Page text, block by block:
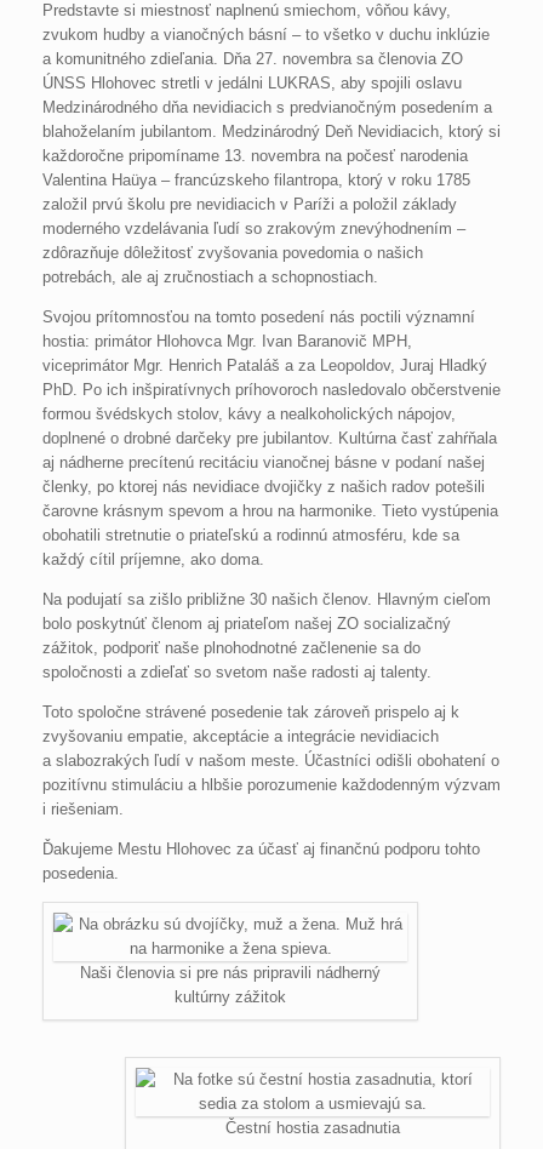
Predstavte si miestnosť naplnenú smiechom, vôňou kávy,
zvukom hudby a vianočných básní – to všetko v duchu inklúzie
a komunitného zdieľania. Dňa 27. novembra sa členovia ZO
ÚNSS Hlohovec stretli v jedálni LUKRAS, aby spojili oslavu
Medzinárodného dňa nevidiacich s predvianočným posedením a
blahoželaním jubilantom. Medzinárodný Deň Nevidiacich, ktorý si
každoročne pripomíname 13. novembra na počesť narodenia
Valentina Haüya – francúzskeho filantropa, ktorý v roku 1785
založil prvú školu pre nevidiacich v Paríži a položil základy
moderného vzdelávania ľudí so zrakovým znevýhodnením –
zdôrazňuje dôležitosť zvyšovania povedomia o našich
potrebách, ale aj zručnostiach a schopnostiach.
Svojou prítomnosťou na tomto posedení nás poctili významní
hostia: primátor Hlohovca Mgr. Ivan Baranovič MPH,
viceprimátor Mgr. Henrich Pataláš a za Leopoldov, Juraj Hladký
PhD. Po ich inšpiratívnych príhovoroch nasledovalo občerstvenie
formou švédskych stolov, kávy a nealkoholických nápojov,
doplnené o drobné darčeky pre jubilantov. Kultúrna časť zahŕňala
aj nádherne precítenú recitáciu vianočnej básne v podaní našej
členky, po ktorej nás nevidiace dvojičky z našich radov potešili
čarovne krásnym spevom a hrou na harmonike. Tieto vystúpenia
obohatili stretnutie o priateľskú a rodinnú atmosféru, kde sa
každý cítil príjemne, ako doma.
Na podujatí sa zišlo približne 30 našich členov. Hlavným cieľom
bolo poskytnúť členom aj priateľom našej ZO socializačný
zážitok, podporiť naše plnohodnotné začlenenie sa do
spoločnosti a zdieľať so svetom naše radosti aj talenty.
Toto spoločne strávené posedenie tak zároveň prispelo aj k
zvyšovaniu empatie, akceptácie a integrácie nevidiacich
a slabozrakých ľudí v našom meste. Účastníci odišli obohatení o
pozitívnu stimuláciu a hlbšie porozumenie každodenným výzvam
i riešeniam.
Ďakujeme Mestu Hlohovec za účasť aj finančnú podporu tohto
posedenia.
Naši členovia si pre nás pripravili nádherný
kultúrny zážitok
Čestní hostia zasadnutia